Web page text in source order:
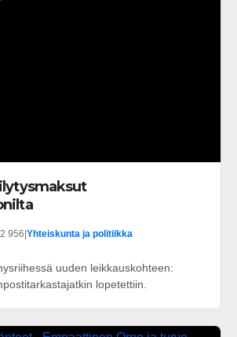
956 Yhteiskunta ja politiikka
uuden leikkauskohteen:
lopetettiin.